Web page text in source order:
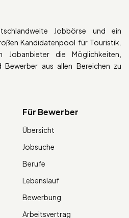
Jobbörse und ein
Kandidatenpool für Touristik.
Jobanbieter die Möglichkeiten,
aus allen Bereichen zu
Für Bewerber
Übersicht
Jobsuche
Berufe
Lebenslauf
Bewerbung
Arbeitsvertrag